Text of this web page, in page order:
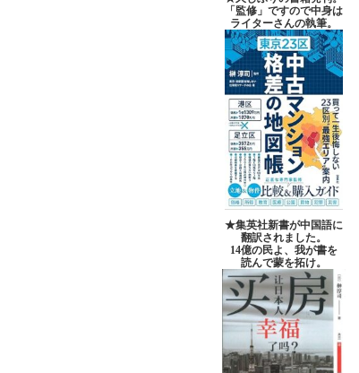
「監修」ですので中身は
ライターさんの執筆。
★集英社新書が中国語に
翻訳されました。
14億の民よ、我が書を
読んで蒙を拓け。